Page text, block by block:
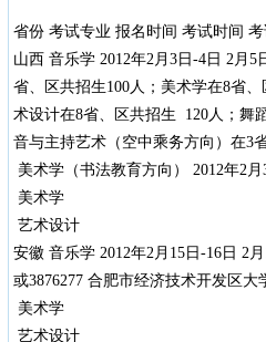
省份 考试专业 报名时间 考试时间
山西 音乐学 2012年2月3日-4日 2月
省、区共招生100人；美术学在8省
术设计在8省、区共招生 120人；舞
音与主持艺术（空中乘务方向）在3
美术学（书法教育方向） 2012年2
美术学
艺术设计
安徽 音乐学 2012年2月15日-16日 2
或3876277 合肥市经济技术开发区大
美术学
艺术设计